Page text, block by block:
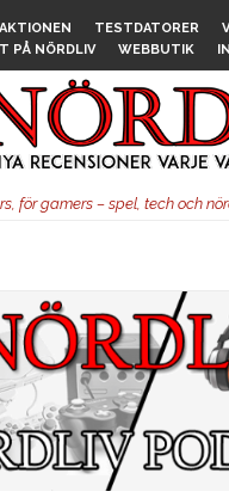
TESTDATORER
PÅ NÖRDLIV
WEBBUTIK
för gamers – spel, tech och